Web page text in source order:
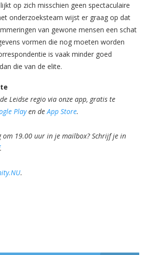
op zich misschien geen spectaculaire
onderzoeksteam wijst er graag op dat
van gewone mensen een schat
vormen die nog moeten worden
is vaak minder goed
die van de elite.
Leidse regio via onze app, gratis te
Playen deApp Store.
om 19.00 uur in je mailbox? Schrijf je in
.
.